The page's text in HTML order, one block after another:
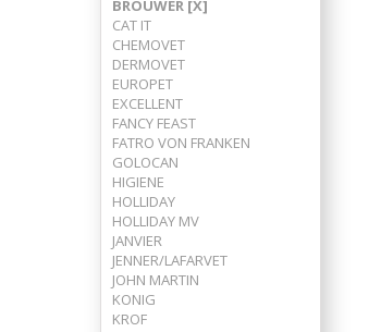
BROUWER [X]
CAT IT
CHEMOVET
DERMOVET
EUROPET
EXCELLENT
FANCY FEAST
FATRO VON FRANKEN
GOLOCAN
HIGIENE
HOLLIDAY
HOLLIDAY MV
JANVIER
JENNER/LAFARVET
JOHN MARTIN
KONIG
KROF